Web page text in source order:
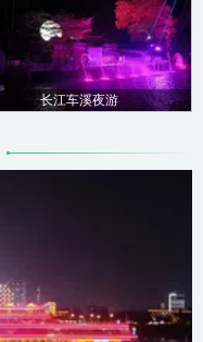
长江车溪夜游